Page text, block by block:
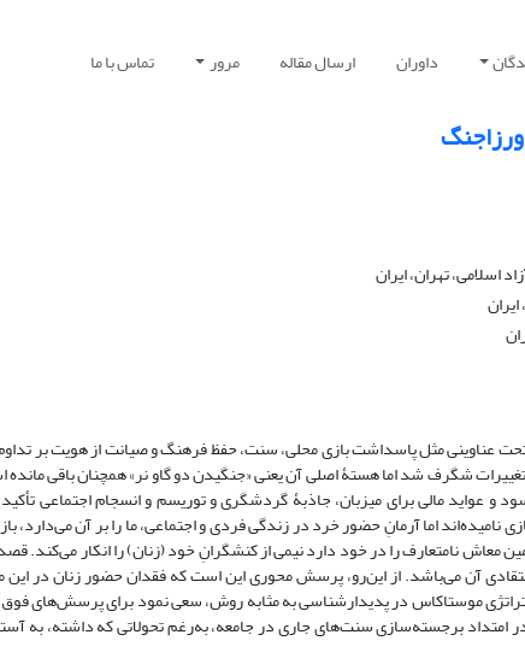
داوران ارسال مقاله مرور تماس با ما
تهران، ایران
عناوینی مثل پاسداشت بازی محلی، سنت، حفظ فرهنگ و صیانت از هویت بر
شگرف شد اما هستۀ اصلی آن یعنی «جنگیدن دو گاو نر» همچنان باقی
و عواید مالی برای میزبان، جاذبۀ گردشگری و توریسم و انسجام‌ اجتماعی
نامیده‌اند اما آرمانِ حضور خرد در زندگی فردی و اجتماعی، ما را بر آن می‌دارد،
نامتعارف را در خود دارد نیمی از کنشگرانِ خود (زنان) را انکار می‌کند. قصد
آن می‌باشد‌. از این‌رو، پرسش محوری این است که فقدان حضور زنان در
موستاکاس در پدیدارشناسی به مثابه روش، سعی نمود برای پرسش‌های فوق
برجسته‌سازی سنت‌های جاری در جامعه‌، به‌رغم تحولاتی که داشته، به